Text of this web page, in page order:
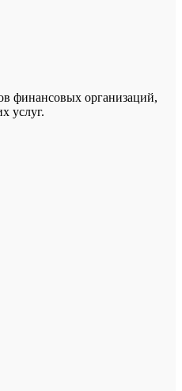
финансовых организаций,
услуг.